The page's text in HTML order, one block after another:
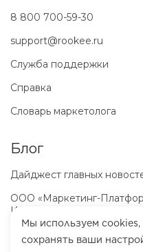
Мы используем cookies,
сохранять ваши
Блог
Дайджест главных
ООО «Маркетинг-
ИНН
ОГРН 1257100003863
8 800 700-59-30
support@rookee.ru
Служба поддержки
Справка
Словарь маркетолога